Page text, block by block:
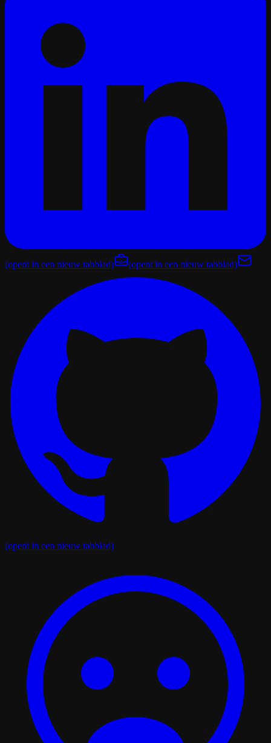
(opent in een nieuw tabblad) (opent in een nieuw tabblad)
(opent in een nieuw tabblad)